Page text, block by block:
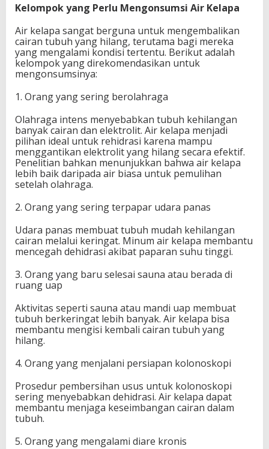
Kelompok yang Perlu Mengonsumsi Air Kelapa
Air kelapa sangat berguna untuk mengembalikan
cairan tubuh yang hilang, terutama bagi mereka
yang mengalami kondisi tertentu. Berikut adalah
kelompok yang direkomendasikan untuk
mengonsumsinya:
1. Orang yang sering berolahraga
Olahraga intens menyebabkan tubuh kehilangan
banyak cairan dan elektrolit. Air kelapa menjadi
pilihan ideal untuk rehidrasi karena mampu
menggantikan elektrolit yang hilang secara efektif.
Penelitian bahkan menunjukkan bahwa air kelapa
lebih baik daripada air biasa untuk pemulihan
setelah olahraga.
2. Orang yang sering terpapar udara panas
Udara panas membuat tubuh mudah kehilangan
cairan melalui keringat. Minum air kelapa membantu
mencegah dehidrasi akibat paparan suhu tinggi.
3. Orang yang baru selesai sauna atau berada di
ruang uap
Aktivitas seperti sauna atau mandi uap membuat
tubuh berkeringat lebih banyak. Air kelapa bisa
membantu mengisi kembali cairan tubuh yang
hilang.
4. Orang yang menjalani persiapan kolonoskopi
Prosedur pembersihan usus untuk kolonoskopi
sering menyebabkan dehidrasi. Air kelapa dapat
membantu menjaga keseimbangan cairan dalam
tubuh.
5. Orang yang mengalami diare kronis